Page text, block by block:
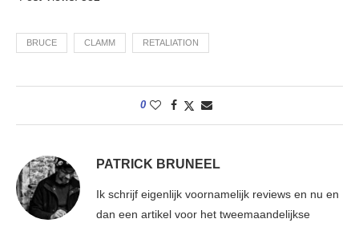
BRUCE CLAMM RETALIATION
0
PATRICK BRUNEEL
Ik schrijf eigenlijk voornamelijk reviews en nu en
dan een artikel voor het tweemaandelijkse